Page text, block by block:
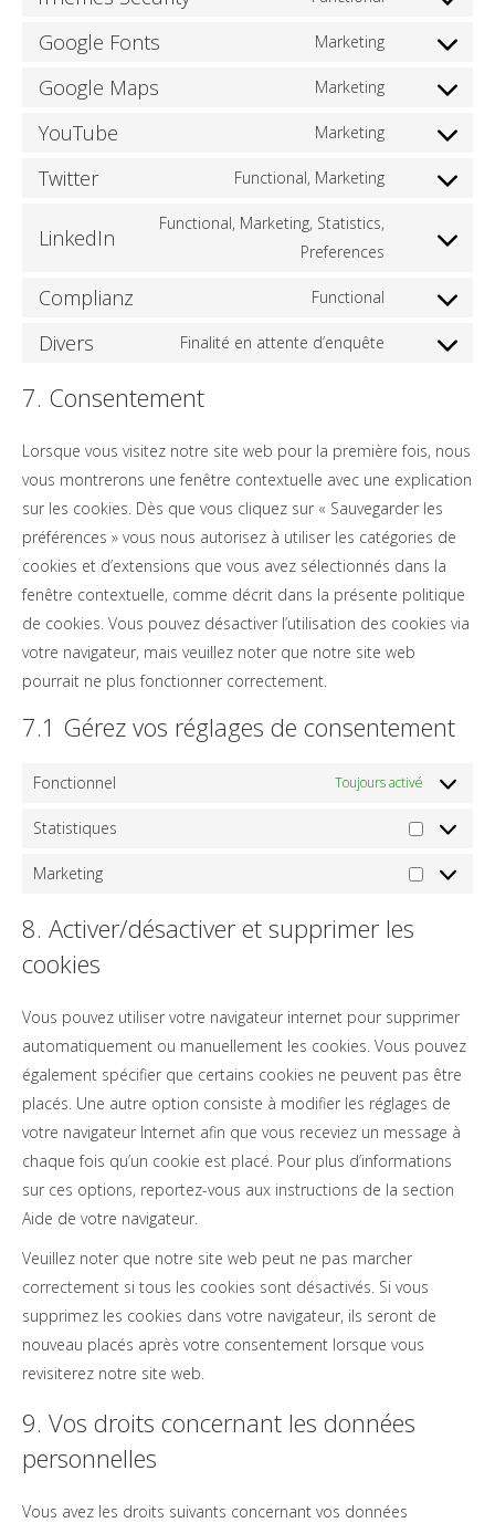
service
gdpr-
compliance
Consent
ithemes-
security
Google Fonts Marketing
Consent
google-
Google Maps Marketing
Consent
google-
YouTube Marketing
Consent
youtube
Twitter Functional, Marketing
Consent
service
LinkedIn
Functional, Marketing, Statistics,
Preferences
Consent
service
linkedin
Complianz Functional
Consent
Divers Finalité en attente d’enquête
Consent
divers
7. Consentement
Lorsque vous visitez notre site web pour la première fois, nous
vous montrerons une fenêtre contextuelle avec une explication
sur les cookies. Dès que vous cliquez sur « Sauvegarder les
préférences » vous nous autorisez à utiliser les catégories de
cookies et d’extensions que vous avez sélectionnés dans la
fenêtre contextuelle, comme décrit dans la présente politique
de cookies. Vous pouvez désactiver l’utilisation des cookies via
votre navigateur, mais veuillez noter que notre site web
pourrait ne plus fonctionner correctement.
7.1 Gérez vos réglages de consentement
Fonctionnel Toujours activé
Statistiques
Marketing
Marketing
8. Activer/désactiver et supprimer les
cookies
Vous pouvez utiliser votre navigateur internet pour supprimer
automatiquement ou manuellement les cookies. Vous pouvez
également spécifier que certains cookies ne peuvent pas être
placés. Une autre option consiste à modifier les réglages de
votre navigateur Internet afin que vous receviez un message à
chaque fois qu’un cookie est placé. Pour plus d’informations
sur ces options, reportez-vous aux instructions de la section
Aide de votre navigateur.
Veuillez noter que notre site web peut ne pas marcher
correctement si tous les cookies sont désactivés. Si vous
supprimez les cookies dans votre navigateur, ils seront de
nouveau placés après votre consentement lorsque vous
revisiterez notre site web.
9. Vos droits concernant les données
personnelles
Vous avez les droits suivants concernant vos données